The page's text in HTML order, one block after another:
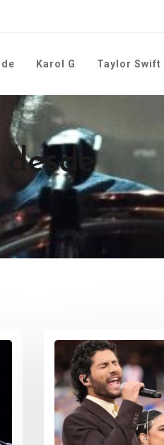
Karol G Taylor Swift